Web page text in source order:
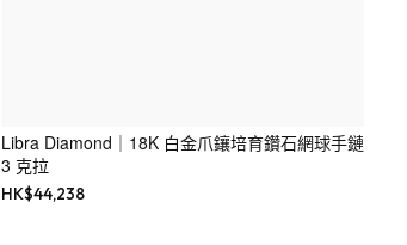
Libra Diamond｜18K 白金爪鑲培育鑽石網球手鏈
3 克拉
HK$44,238